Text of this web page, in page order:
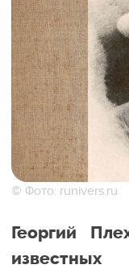
© Фото: runivers.ru
Георгий